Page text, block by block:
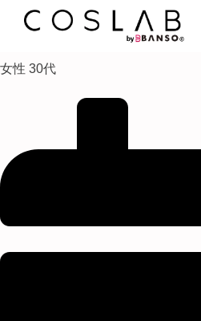
女性 30代